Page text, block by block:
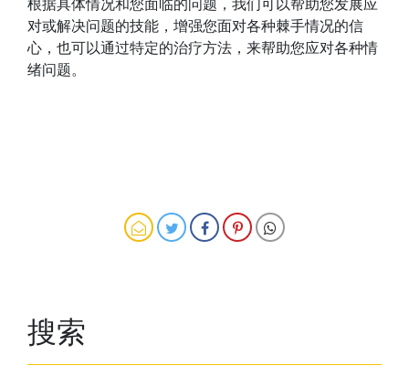
根据具体情况和您面临的问题，我们可以帮助您发展应
对或解决问题的技能，增强您面对各种棘手情况的信
心，也可以通过特定的治疗方法，来帮助您应对各种情
绪问题。
搜索